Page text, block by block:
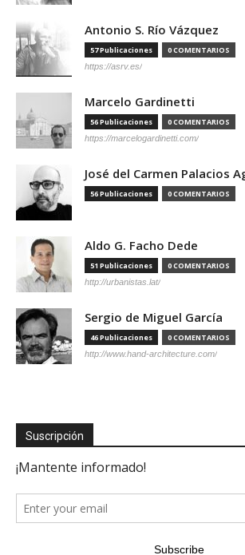
Antonio S. Río Vázquez
57 Publicaciones 0 COMENTARIOS
https://asrv.es/
Marcelo Gardinetti
56 Publicaciones 0 COMENTARIOS
https://marcelogardinetti.com/
José del Carmen Palacios
56 Publicaciones 0 COMENTARIOS
Aldo G. Facho Dede
51 Publicaciones 0 COMENTARIOS
http://urbanistas.lat/
Sergio de Miguel García
46 Publicaciones 0 COMENTARIOS
http://www.hand-architecture.com/
Suscripción